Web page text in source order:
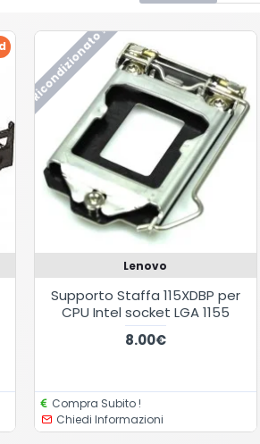
Ricondizionato !
Lenovo
Supporto Staffa 115XDBP per
CPU Intel socket LGA 1155
8.00€
Compra Subito !
Chiedi Informazioni